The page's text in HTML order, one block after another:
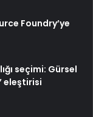
Foundry’ye
seçimi: Gürsel
eleştirisi